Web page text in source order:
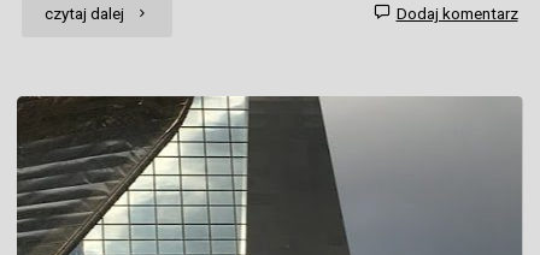
czytaj dalej "Rotterdam Dodaj komentarz